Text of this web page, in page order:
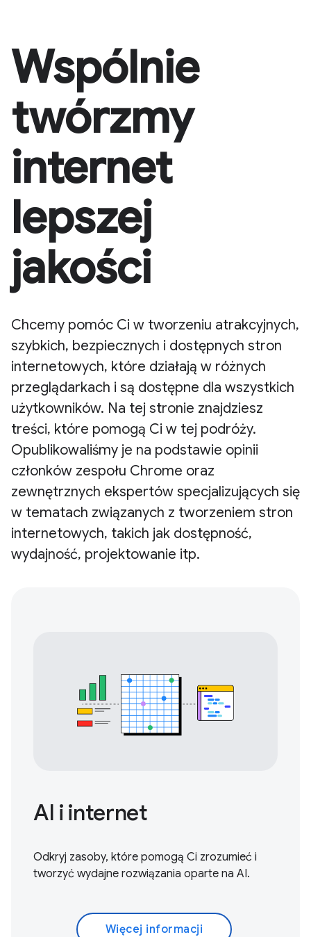
Wspólnie
twórzmy
internet
lepszej
jakości
Chcemy pomóc Ci w tworzeniu atrakcyjnych,
szybkich, bezpiecznych i dostępnych stron
internetowych, które działają w różnych
przeglądarkach i są dostępne dla wszystkich
użytkowników. Na tej stronie znajdziesz
treści, które pomogą Ci w tej podróży.
Opublikowaliśmy je na podstawie opinii
członków zespołu Chrome oraz
zewnętrznych ekspertów specjalizujących się
w tematach związanych z tworzeniem stron
internetowych, takich jak dostępność,
wydajność, projektowanie itp.
AI i internet
Odkryj zasoby, które pomogą Ci zrozumieć i
tworzyć wydajne rozwiązania oparte na AI.
Więcej informacji